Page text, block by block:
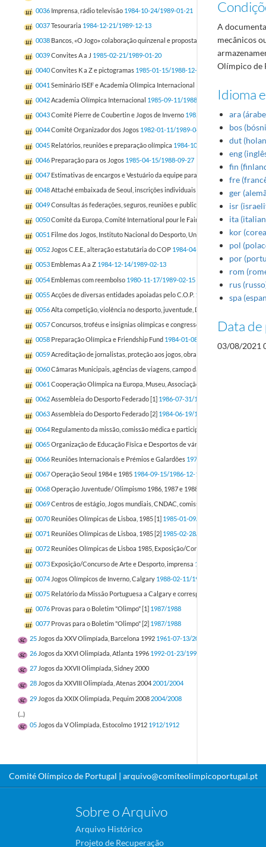
0036 Imprensa, rádio televisão 1984-10-24/1989-01-21
0037Tesouraria 1984-12-21/1989-12-13
0038 Bancos, «O Jogo» colaboração quinzenal e propostas para aquisição de
0039Convites A a J 1985-02-21/1989-01-20
0040Convites K a Z e pictogramas 1985-01-15/1988-12-12
0041 Seminário ISEF e Academia Olímpica Internacional
0042Academia Olímpica Internacional 1985-09-11/1988-08-26
0043Comité Pierre de Coubertin e Jogos de Inverno 1982-02/1989-03-27
0044Comité Organizador dos Jogos 1982-01-11/1989-04-14
0045 Relatórios, reuniões e preparação olímpica 1984-10-31/1988-12
0046 Preparação para os Jogos 1985-04-15/1988-09-27
0047 Estimativas de encargos e Vestuário da equipe para os Jogos
1987-02-07/
0048Attaché embaixada de Seoul, inscrições individuais e por equipa nos Jogos
0049Consultas ás federações, seguros, reuniões e publicidade relacionada com
0050Comité da Europa, Comité International pour le Fair Play e Conselho
0051 Filme dos Jogos, Instituto Nacional do Desporto, Universíadas e Operação
0052 Jogos C.E.E., alteração estatutária do COP 1984-04-13/1988-12-22
0053 Emblemas A a Z 1984-12-14/1989-02-13
0054 Emblemas com reembolso 1980-11-17/1989-02-15
0055Acções de diversas entidades apoiadas pelo C.O.P. 1984-02-15/1989-01-09
0056Alta competição, violência no desporto, juventude, Dia Olímpico e desporto
0057Concursos, troféus e insignias olímpicas e congressos
1981-04-04/1988-10-
0058 Preparação Olímpica e Friendship Fund 1984-01-08/1988-03-28
0059Acreditação de jornalistas, proteção aos jogos, obras na sede e selos e
0060Câmaras Municipais, agências de viagens, campo da juventude e prémio
0061 Cooperação Olímpica na Europa, Museu, Associação dos C.N.O. africanos,
0062Assembleia do Desporto Federado [1] 1986-07-31/1988-02-19
0063Assembleia do Desporto Federado [2] 1984-06-19/1989-07-03
0064 Regulamento da missão, comissão médica e participação em Seoul
0065Organização de Educação Física e Desportos de vários países, conferência
0066 Reuniões Internacionais e Prémios e Galardões 1979-12-24/1988-01-18
0067Operação Seoul 1984 e 1985 1984-09-15/1986-12-16
0068Operação Juventude/ Olimpismo 1986, 1987 e 1988
0069Centros de estágio, Jogos mundiais, CNDAC, comissão de atletas e mínimos
0070 Reuniões Olímpicas de Lisboa, 1985 [1] 1985-01-09/1986-03-07
0071 Reuniões Olímpicas de Lisboa, 1985 [2] 1985-02-28/1986-03-18
0072 Reuniões Olímpicas de Lisboa 1985, Exposição/Concurso de Arte e Desporto
0073 Exposição/Concurso de Arte e Desporto, imprensa 1985-01-10/1986-04-05
0074 Jogos Olímpicos de Inverno, Calgary 1988-02-11/1988-02-28
0075 Relatório da Missão Portuguesa a Calgary e correspondência
0076 Provas para o Boletim "Olimpo" [1] 1987/1988
0077 Provas para o Boletim "Olimpo" [2] 1987/1988
25 Jogos da XXV Olimpíada, Barcelona 1992 1961-07-13/2000-01-05
26 Jogos da XXVI Olimpíada, Atlanta 1996 1992-01-23/1997-07-02
27 Jogos da XXVII Olimpíada, Sidney 2000
28 Jogos da XXVIII Olimpíada, Atenas 2004 2001/2004
29 Jogos da XXIX Olimpíada, Pequim 2008 2004/2008
(...)
05 Jogos da V Olimpíada, Estocolmo 1912 1912/1912
A
mecânicos
Olímpico de
Idioma
ara
bos
dut
eng
fin
fre
ger
isr
ita
kor
pol
por
rom
rus
spa
Data de
03/08/2021
Comité Olímpico de Portugal | arquivo@comiteolimpicoportugal.pt
Sobre o Arquivo
Arquivo Histórico
Projeto de Recuperação